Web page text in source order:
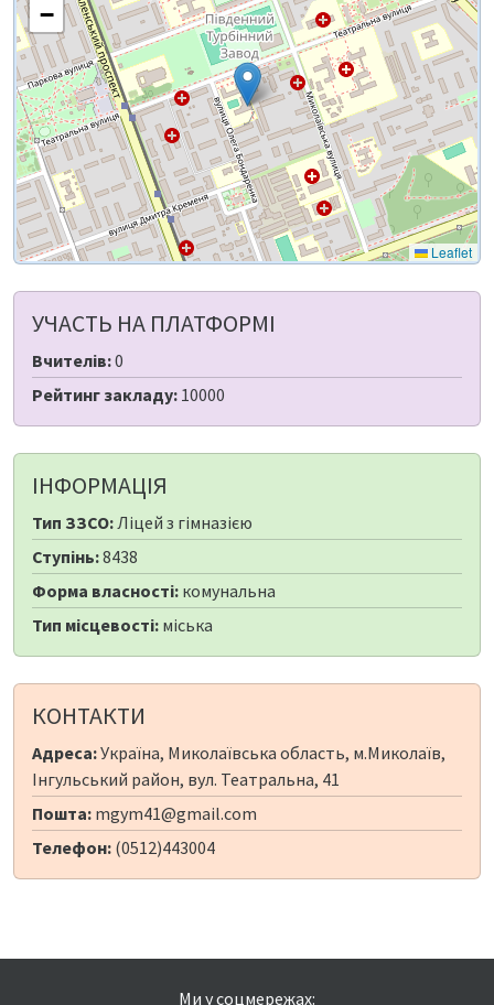
−
Leaflet
УЧАСТЬ НА ПЛАТФОРМІ
Вчителів:0
Рейтинг закладу: 10000
ІНФОРМАЦІЯ
Тип ЗЗСО:Ліцей з гімназією
Ступінь:8438
Форма власності: комунальна
Тип місцевості: міська
КОНТАКТИ
Адреса:Україна, Миколаївська область, м.Миколаїв,
Інгульський район, вул. Театральна, 41
Пошта: mgym41@gmail.com
Телефон: (0512)443004
Ми у соцмережах: